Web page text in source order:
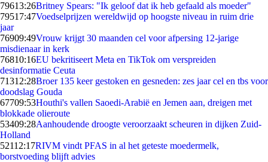
79613:26Britney Spears: "Ik geloof dat ik heb gefaald als moeder"
79517:47Voedselprijzen wereldwijd op hoogste niveau in ruim drie
jaar
76909:49Vrouw krijgt 30 maanden cel voor afpersing 12-jarige
misdienaar in kerk
76810:16EU bekritiseert Meta en TikTok om verspreiden
desinformatie Ceuta
71312:28Broer 135 keer gestoken en gesneden: zes jaar cel en tbs voor
doodslag Gouda
67709:53Houthi's vallen Saoedi-Arabië en Jemen aan, dreigen met
blokkade olieroute
53409:28Aanhoudende droogte veroorzaakt scheuren in dijken Zuid-
Holland
52112:17RIVM vindt PFAS in al het geteste moedermelk,
borstvoeding blijft advies